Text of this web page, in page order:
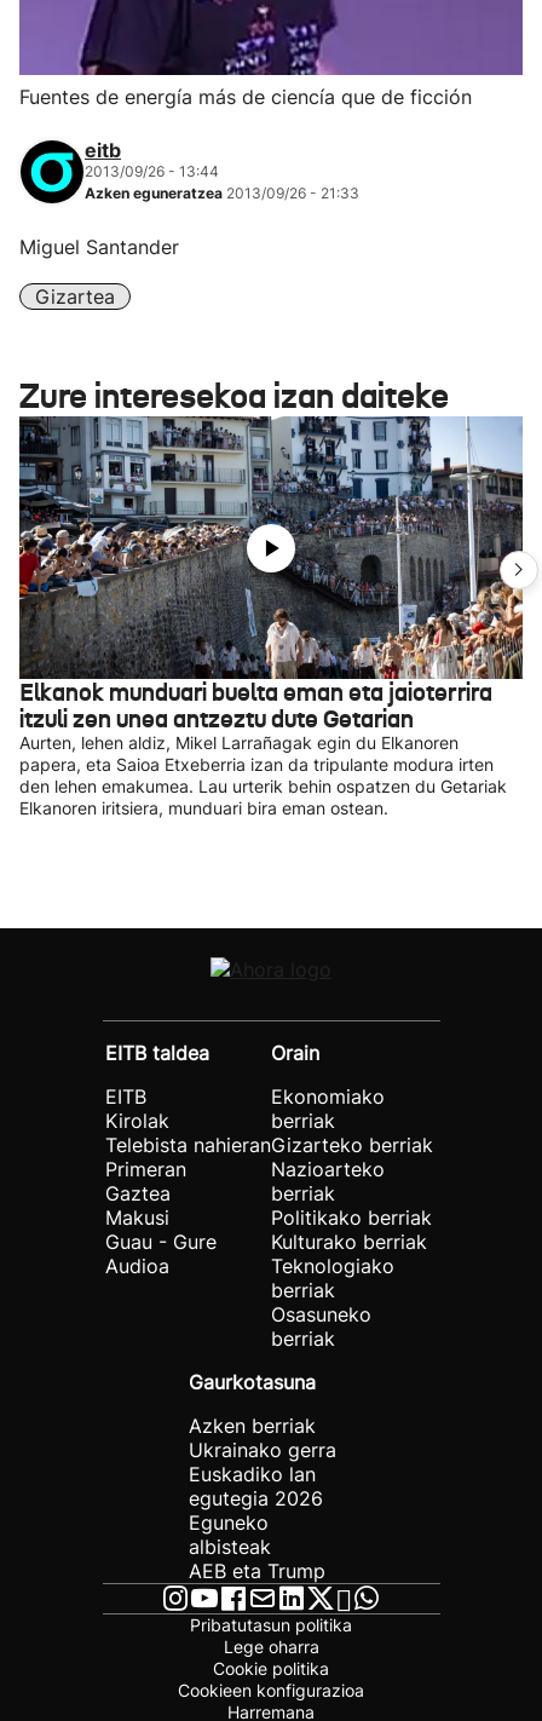
Fuentes de energía más de ciencía que de ficción
eitb
2013/09/26 - 13:44
Azken eguneratzea 2013/09/26 - 21:33
Miguel Santander
Gizartea
Zure interesekoa izan daiteke
Elkanok munduari buelta eman eta jaioterrira
itzuli zen unea antzeztu dute Getarian
Aurten, lehen aldiz, Mikel Larrañagak egin du Elkanoren
papera, eta Saioa Etxeberria izan da tripulante modura irten
den lehen emakumea. Lau urterik behin ospatzen du Getariak
Elkanoren iritsiera, munduari bira eman ostean.
EITB taldea
EITB
Kirolak
Telebista nahieran
Primeran
Gaztea
Makusi
Guau - Gure
Audioa
Orain
Ekonomiako
berriak
Gizarteko berriak
Nazioarteko
berriak
Politikako berriak
Kulturako berriak
Teknologiako
berriak
Osasuneko
berriak
Gaurkotasuna
Azken berriak
Ukrainako gerra
Euskadiko lan
egutegia 2026
Eguneko
albisteak
AEB eta Trump
Pribatutasun politika
Lege oharra
Cookie politika
Cookieen konfigurazioa
Harremana